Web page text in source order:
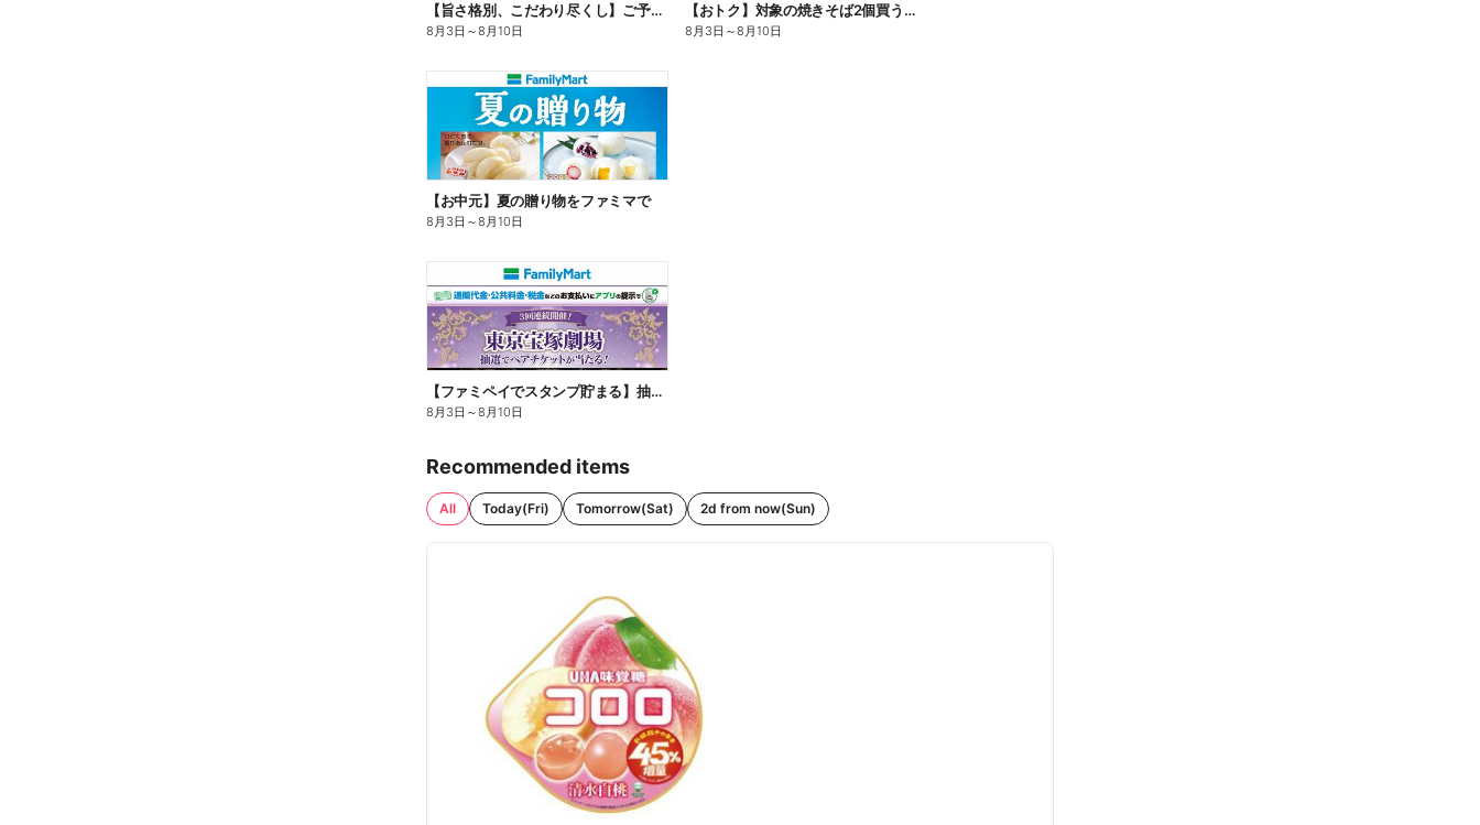
【旨さ格別、こだわり尽くし】ご予約弁当
8月3日 ～8月10日
【おトク】対象の焼きそば2個買うと100円引き!
8月3日 ～8月10日
【お中元】夏の贈り物をファミマで
8月3日 ～8月10日
【ファミペイでスタンプ貯まる】抽選でペアチケットが当たる!
8月3日 ～8月10日
Recommended items
All Today(Fri) Tomorrow(Sat) 2d from now(Sun)